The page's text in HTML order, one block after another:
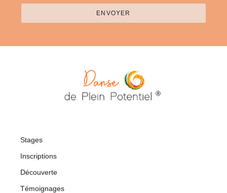
ENVOYER
Stages
Inscriptions
Découverte
Témoignages